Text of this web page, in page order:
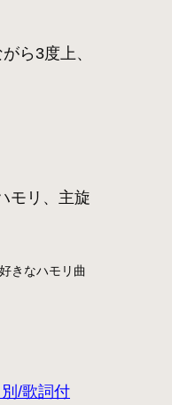
ら3度上、
モリ、主旋
きなハモリ曲
/歌詞付